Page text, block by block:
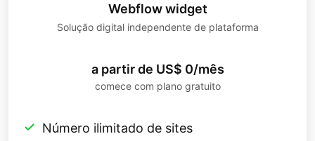
Webflow widget
Solução digital independente de plataforma
a partir de US$ 0/mês
comece com plano gratuito
Número ilimitado de sites